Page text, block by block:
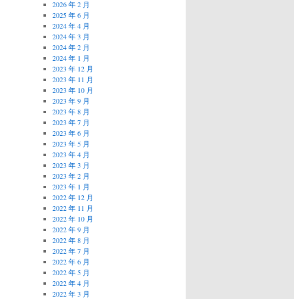
2026 年 2 月
2025 年 6 月
2024 年 4 月
2024 年 3 月
2024 年 2 月
2024 年 1 月
2023 年 12 月
2023 年 11 月
2023 年 10 月
2023 年 9 月
2023 年 8 月
2023 年 7 月
2023 年 6 月
2023 年 5 月
2023 年 4 月
2023 年 3 月
2023 年 2 月
2023 年 1 月
2022 年 12 月
2022 年 11 月
2022 年 10 月
2022 年 9 月
2022 年 8 月
2022 年 7 月
2022 年 6 月
2022 年 5 月
2022 年 4 月
2022 年 3 月